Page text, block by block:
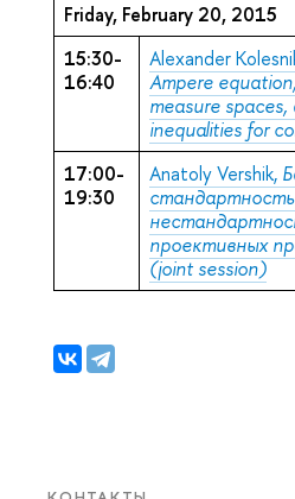
Friday, February 20, 2015
15:30-
16:40
Alexander
Ampere
measure
inequalities for
17:00-
19:30
Anatoly Vershik,
проективных
(joint session)